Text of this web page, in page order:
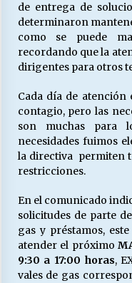
S.O.S.
30/
18/
Chile y
06/
de entrega de
determinaron
como se puede
recordando que la
dirigentes para otros
Cada día de atención
contagio, pero las
son muchas para
necesidades fuimos
la directiva permiten
restricciones.
En el comunicado
solicitudes de parte
gas y préstamos,
atender el próximo
9:30 a 17:00 horas,
vales de gas